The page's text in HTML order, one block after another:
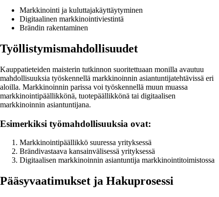
Markkinointi ja kuluttajakäyttäytyminen
Digitaalinen markkinointiviestintä
Brändin rakentaminen
Työllistymismahdollisuudet
Kauppatieteiden maisterin tutkinnon suoritettuaan monilla avautuu
mahdollisuuksia työskennellä markkinoinnin asiantuntijatehtävissä eri
aloilla. Markkinoinnin parissa voi työskennellä muun muassa
markkinointipäällikkönä, tuotepäällikkönä tai digitaalisen
markkinoinnin asiantuntijana.
Esimerkiksi työmahdollisuuksia ovat:
Markkinointipäällikkö suuressa yrityksessä
Brändivastaava kansainvälisessä yrityksessä
Digitaalisen markkinoinnin asiantuntija markkinointitoimistossa
Pääsyvaatimukset ja Hakuprosessi